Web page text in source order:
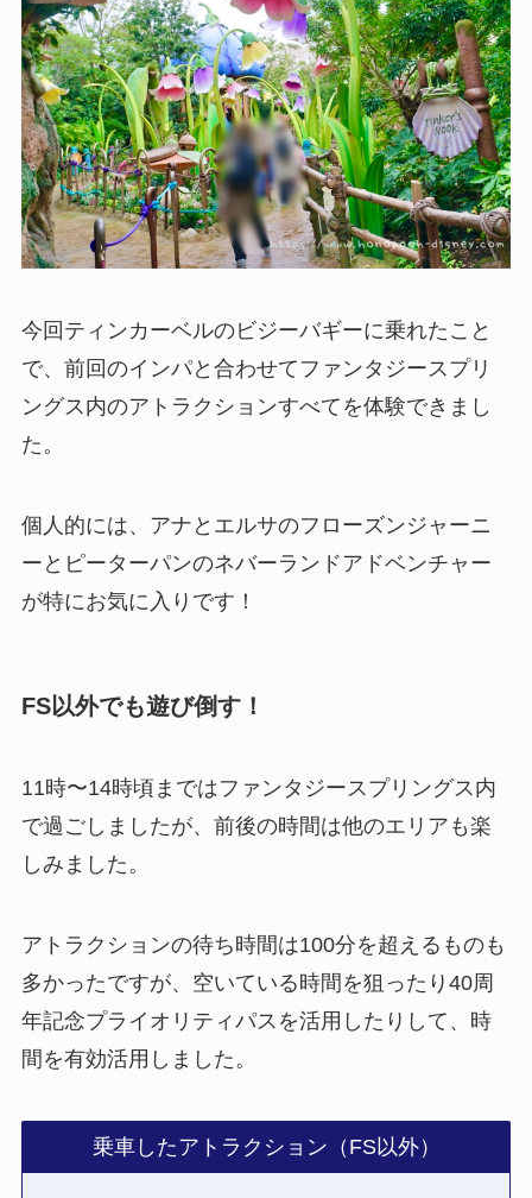
今回ティンカーベルのビジーバギーに乗れたこと
で、前回のインパと合わせてファンタジースプリ
ングス内のアトラクションすべてを体験できまし
た。
個人的には、アナとエルサのフローズンジャーニ
ーとピーターパンのネバーランドアドベンチャー
が特にお気に入りです！
FS以外でも遊び倒す！
11時〜14時頃まではファンタジースプリングス内
で過ごしましたが、前後の時間は他のエリアも楽
しみました。
アトラクションの待ち時間は100分を超えるものも
多かったですが、空いている時間を狙ったり40周
年記念プライオリティパスを活用したりして、時
間を有効活用しました。
乗車したアトラクション（FS以外）